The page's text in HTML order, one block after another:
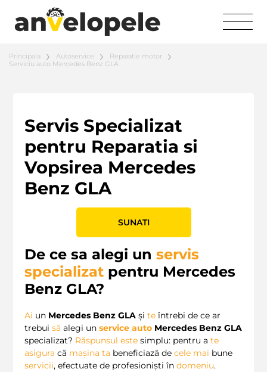
Principala Autoservice
Reparatie motor
Serviciu auto Mercedes Benz GLA
Servis Specializat
pentru Reparatia si
Vopsirea Mercedes
Benz GLA
SUNATI
De ce sa alegi un servis
specializat pentru Mercedes
Benz GLA?
Ai un Mercedes Benz GLA și te întrebi de ce ar
trebui să alegi un service auto Mercedes Benz GLA
specializat? Răspunsul este simplu: pentru a te
asigura că mașina ta beneficiază de cele mai bune
servicii, efectuate de profesioniști în domeniu.